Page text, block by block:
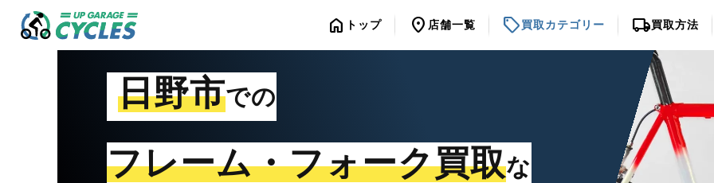
home トップ location_on 店舗一覧 sell買取カテゴリー local_shipping買取方法
日野市での
フレーム・フォーク買取な